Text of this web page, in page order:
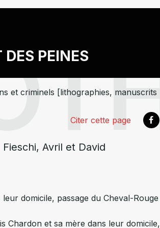
DES PEINES
et criminels [lithographies, manuscrits
Citer cette page
Avril et David
domicile, passage du Cheval-Rouge
Chardon et sa mère dans leur domicile,